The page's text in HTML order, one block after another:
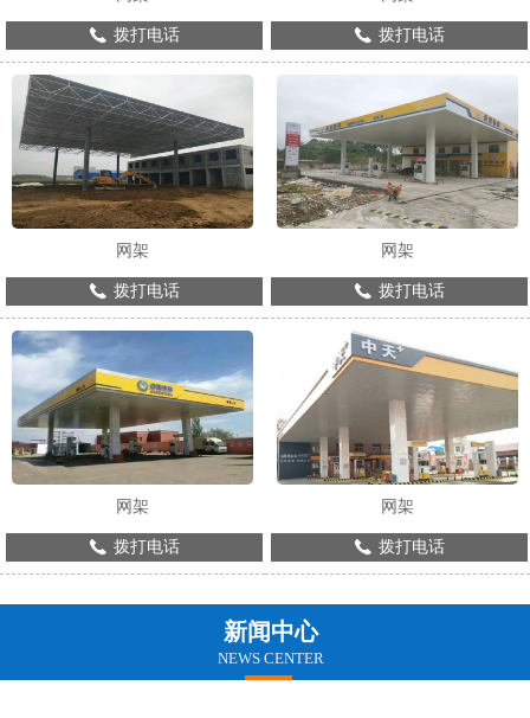
拨打电话 拨打电话
网架
拨打电话
网架
拨打电话
网架
拨打电话
网架
拨打电话
新闻中心
NEWS CENTER